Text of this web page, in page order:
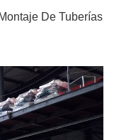
De Tuberías